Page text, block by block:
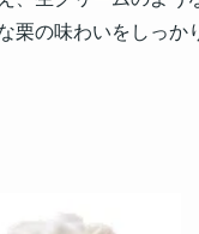
栗の味わいをしっか